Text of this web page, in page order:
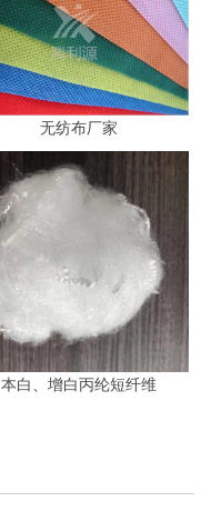
无纺布厂家
本白、增白丙纶短纤维